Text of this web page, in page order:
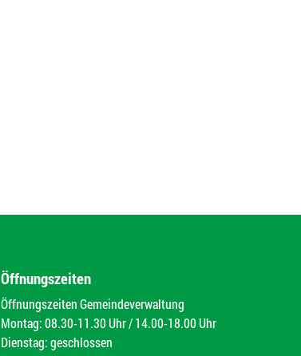
Öffnungszeiten
Öffnungszeiten Gemeindeverwaltung
Montag: 08.30-11.30 Uhr / 14.00-18.00 Uhr
Dienstag: geschlossen